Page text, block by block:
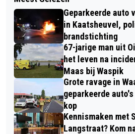
ERNSTIG
IN DRUNEN
RESTAURANT GRILL-IG
KAATSHEUVEL KRIJGT
EIGENAREN PER 1 JULI
Geparkeerde auto
in Kaatsheuvel,
brandstichting
67-jarige man uit
het leven na
Maas bij Waspik
Grote ravage in
geparkeerde
kop
Kennismaken met
Langstraat? Kom